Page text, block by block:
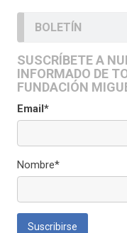
BOLETÍN
SUSCRÍBETE A
INFORMADO DE
FUNDACIÓN
Email*
Nombre*